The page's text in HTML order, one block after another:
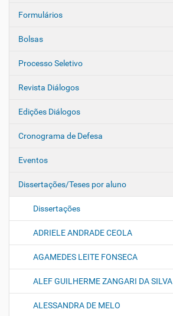
Formulários
Bolsas
Processo Seletivo
Revista Diálogos
Edições Diálogos
Cronograma de Defesa
Eventos
Dissertações/Teses por aluno
Dissertações
ADRIELE ANDRADE CEOLA
AGAMEDES LEITE FONSECA
ALEF GUILHERME ZANGARI DA SILVA
ALESSANDRA DE MELO